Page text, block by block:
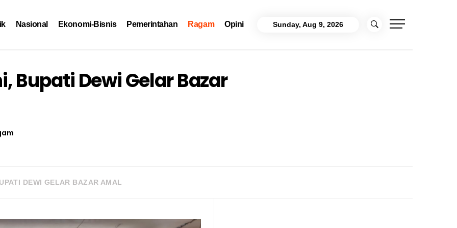
Nasional Ekonomi-Bisnis Pemerintahan Ragam Opini Sunday, Aug 9, 2026
Bupati Dewi Gelar Bazar
DEWI GELAR BAZAR AMAL